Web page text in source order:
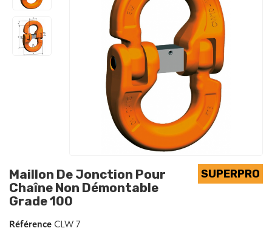
Maillon De Jonction Pour
Chaîne Non Démontable
Grade 100
Référence CLW 7